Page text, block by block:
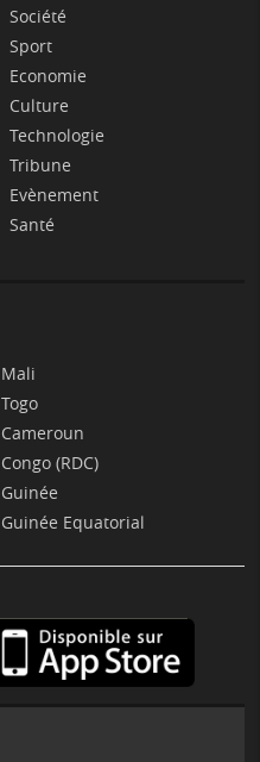
Société
Sport
Economie
Culture
Technologie
Tribune
Evènement
Santé
Mali
Togo
Cameroun
Congo (RDC)
Guinée
Guinée Equatorial